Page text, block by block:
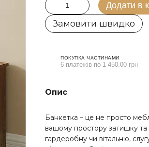
Додати в
Замовити швидко
ПОКУПКА ЧАСТИНАМИ
6 платежів по 1 450.00 грн
Опис
Банкетка – це не просто
вашому простору затишку
гардеробну чи вітальню,